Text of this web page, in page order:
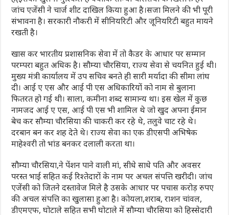
जांच एजेंसी ने चार्ज शीट दाखिल किया हुआ है।सजा मिलने की भी पूरी
संभावना है। सरकारी नौकरी में सीनियरिटी और जूनियरिटी बहुत मायने
रखती है।
खास कर भारतीय प्रशासनिक सेवा में तो कैडर के आधार पर सम्मान
परम्परा बहुत अधिक है। सौम्या चौरसिया, राज्य सेवा से चयनित हुई थी।
मुख्य मंत्री कार्यालय में उप सचिव बनते ही सारी मर्यादा की सीमा लांघ
दी। आई ए एस और आई पी एस अधिकारियों को नाम से बुलाना
फितरत हो गई थी। साला, कमीना शब्द सामान्य था। इस खेल में कुछ
नामजद आई ए एस, आई पी एस भी शामिल थे जो खुद अपना ईमान
बेच कर सौम्या चौरसिया की चाकरी कर रहे थे, तलुवे चाट रहे थे।
दरबान बन कर शह देते थे। राज्य सेवा का एक डीएसपी अभिषेक
माहेश्वरी तो भांड बनकर दलाली करता था।
सौम्या चौरसिया,ने पेंशन पाने वाली मां, सीधे साधे पति और अवसर
परस्त भाई सहित कई रिश्तेदारों के नाम पर अचल संपत्ति खरीदी। जांच
एजेंसी को जितने दस्तावेज मिले है उसके आधार पर पचास करोड़ रुपए
की अचल संपत्ति का खुलासा हुआ है। कोयला,शराब, राशन चांवल,
डीएमएफ, घोटाले सहित सभी घोटाले में सौम्या चौरसिया को हिस्सेदारी